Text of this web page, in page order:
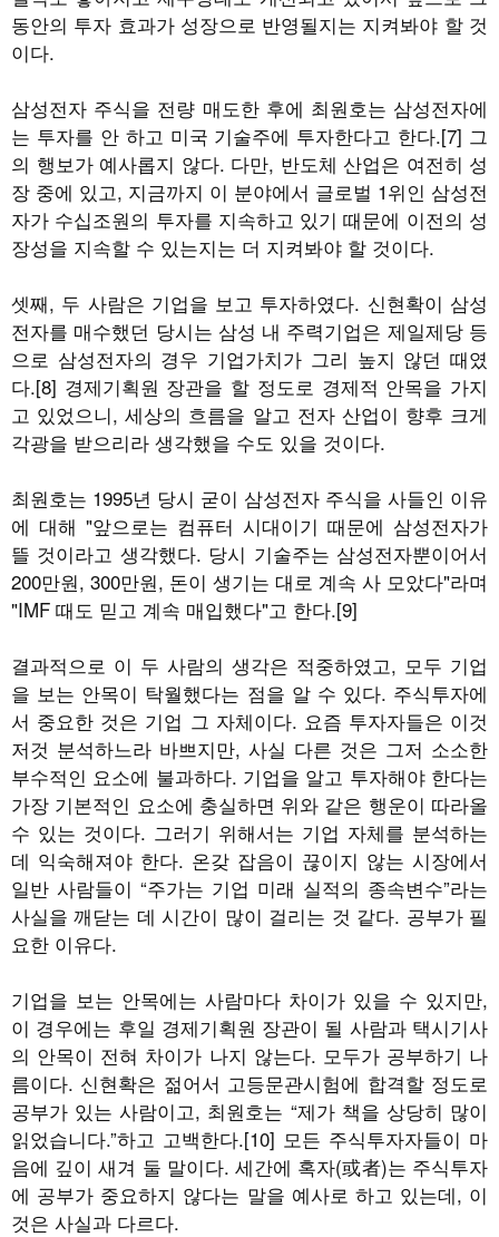
동안의 투자 효과가 성장으로 반영될지는 지켜봐야 할 것
이다.
삼성전자 주식을 전량 매도한 후에 최원호는 삼성전자에
는 투자를 안 하고 미국 기술주에 투자한다고 한다.[7] 그
의 행보가 예사롭지 않다. 다만, 반도체 산업은 여전히 성
장 중에 있고, 지금까지 이 분야에서 글로벌 1위인 삼성전
자가 수십조원의 투자를 지속하고 있기 때문에 이전의 성
장성을 지속할 수 있는지는 더 지켜봐야 할 것이다.
셋째, 두 사람은 기업을 보고 투자하였다. 신현확이 삼성
전자를 매수했던 당시는 삼성 내 주력기업은 제일제당 등
으로 삼성전자의 경우 기업가치가 그리 높지 않던 때였
다.[8] 경제기획원 장관을 할 정도로 경제적 안목을 가지
고 있었으니, 세상의 흐름을 알고 전자 산업이 향후 크게
각광을 받으리라 생각했을 수도 있을 것이다.
최원호는 1995년 당시 굳이 삼성전자 주식을 사들인 이유
에 대해 "앞으로는 컴퓨터 시대이기 때문에 삼성전자가
뜰 것이라고 생각했다. 당시 기술주는 삼성전자뿐이어서
200만원, 300만원, 돈이 생기는 대로 계속 사 모았다"라며
"IMF 때도 믿고 계속 매입했다"고 한다.[9]
결과적으로 이 두 사람의 생각은 적중하였고, 모두 기업
을 보는 안목이 탁월했다는 점을 알 수 있다. 주식투자에
서 중요한 것은 기업 그 자체이다. 요즘 투자자들은 이것
저것 분석하느라 바쁘지만, 사실 다른 것은 그저 소소한
부수적인 요소에 불과하다. 기업을 알고 투자해야 한다는
가장 기본적인 요소에 충실하면 위와 같은 행운이 따라올
수 있는 것이다. 그러기 위해서는 기업 자체를 분석하는
데 익숙해져야 한다. 온갖 잡음이 끊이지 않는 시장에서
일반 사람들이 “주가는 기업 미래 실적의 종속변수”라는
사실을 깨닫는 데 시간이 많이 걸리는 것 같다. 공부가 필
요한 이유다.
기업을 보는 안목에는 사람마다 차이가 있을 수 있지만,
이 경우에는 후일 경제기획원 장관이 될 사람과 택시기사
의 안목이 전혀 차이가 나지 않는다. 모두가 공부하기 나
름이다. 신현확은 젊어서 고등문관시험에 합격할 정도로
공부가 있는 사람이고, 최원호는 “제가 책을 상당히 많이
읽었습니다.”하고 고백한다.[10] 모든 주식투자자들이 마
음에 깊이 새겨 둘 말이다. 세간에 혹자(或者)는 주식투자
에 공부가 중요하지 않다는 말을 예사로 하고 있는데, 이
것은 사실과 다르다.